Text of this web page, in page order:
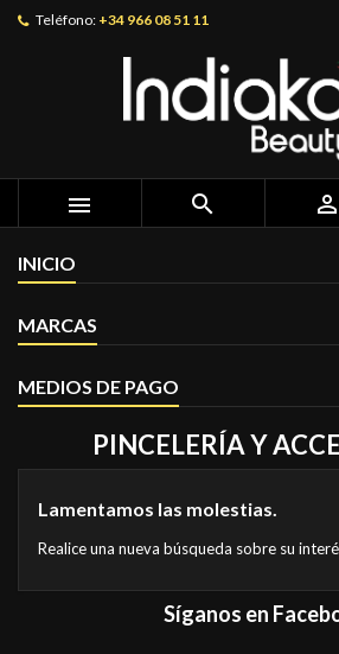
Teléfono: +34 966 08 51 11
  
INICIO
MARCAS
MEDIOS DE PAGO
PINCELERÍA Y
Lamentamos las molestias.
Realice una nueva búsqueda sobre su
Síganos en